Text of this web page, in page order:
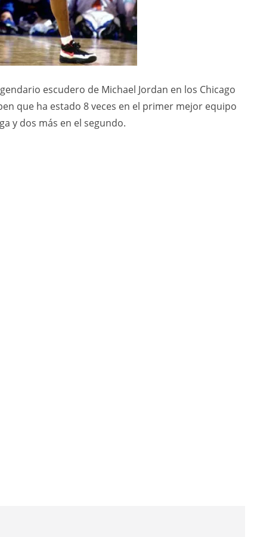
escudero de Michael Jordan en los Chicago
que ha estado 8 veces en el primer mejor equipo
y dos más en el segundo.